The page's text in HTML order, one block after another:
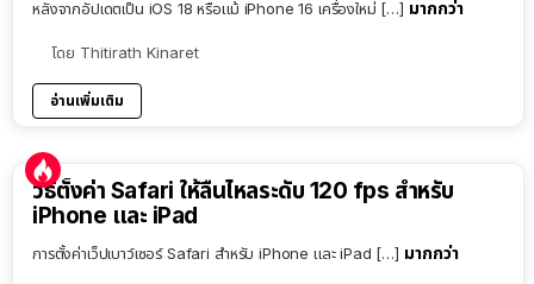
หลังจากอัปเดตเป็น iOS 18 หรือแม้ iPhone 16 เครื่องใหม่ […] มากกว่า
โดย Thitirath Kinaret
อ่านเพิ่มเติม
วิธีตั้งค่า Safari ให้ลื่นไหลระดับ 120 fps สำหรับ
iPhone และ iPad
การตั้งค่าเว็ปเบาว์เซอร์ Safari สำหรับ iPhone และ iPad […] มากกว่า